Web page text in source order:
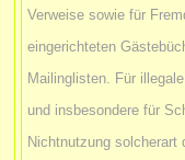
Verweise sowie für
eingerichteten
Mailinglisten. Für
und insbesondere für
Nichtnutzung solcherart